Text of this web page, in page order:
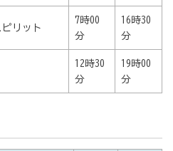
ピリット
7時00
分
16時30
分
12時30
分
19時00
分